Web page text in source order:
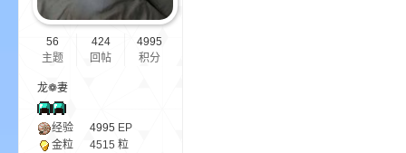
56
主题
424
回帖
4995
积分
龙❁妻
经验 4995 EP
金粒
4515 粒